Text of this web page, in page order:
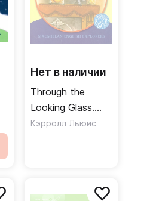
Нет в наличии
Through the
Looking Glass.
Explorers 6
Кэрролл Льюис